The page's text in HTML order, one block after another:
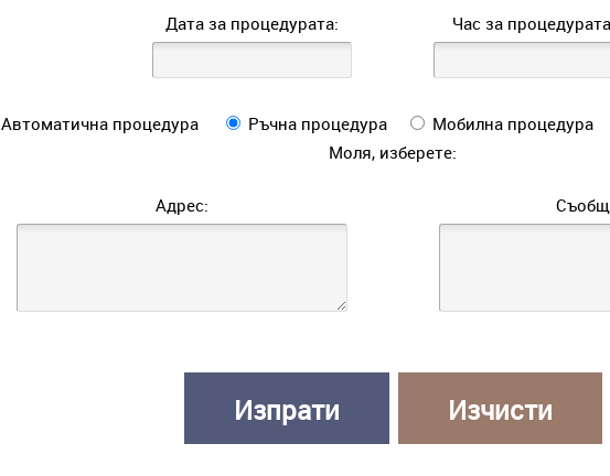
Дата за процедурата: Час за
Автоматична процедура Ръчна процедура Мобилна процедура
Моля, изберете:
Адрес:
Изпрати Изчисти